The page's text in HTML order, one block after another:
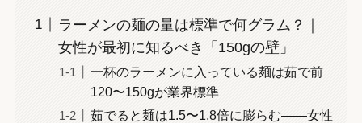
ラーメンの麺の量は標準で何グラム？｜
女性が最初に知るべき「150gの壁」
一杯のラーメンに入っている麺は茹で前
120〜150gが業界標準
茹でると麺は1.5〜1.8倍に膨らむ——女性